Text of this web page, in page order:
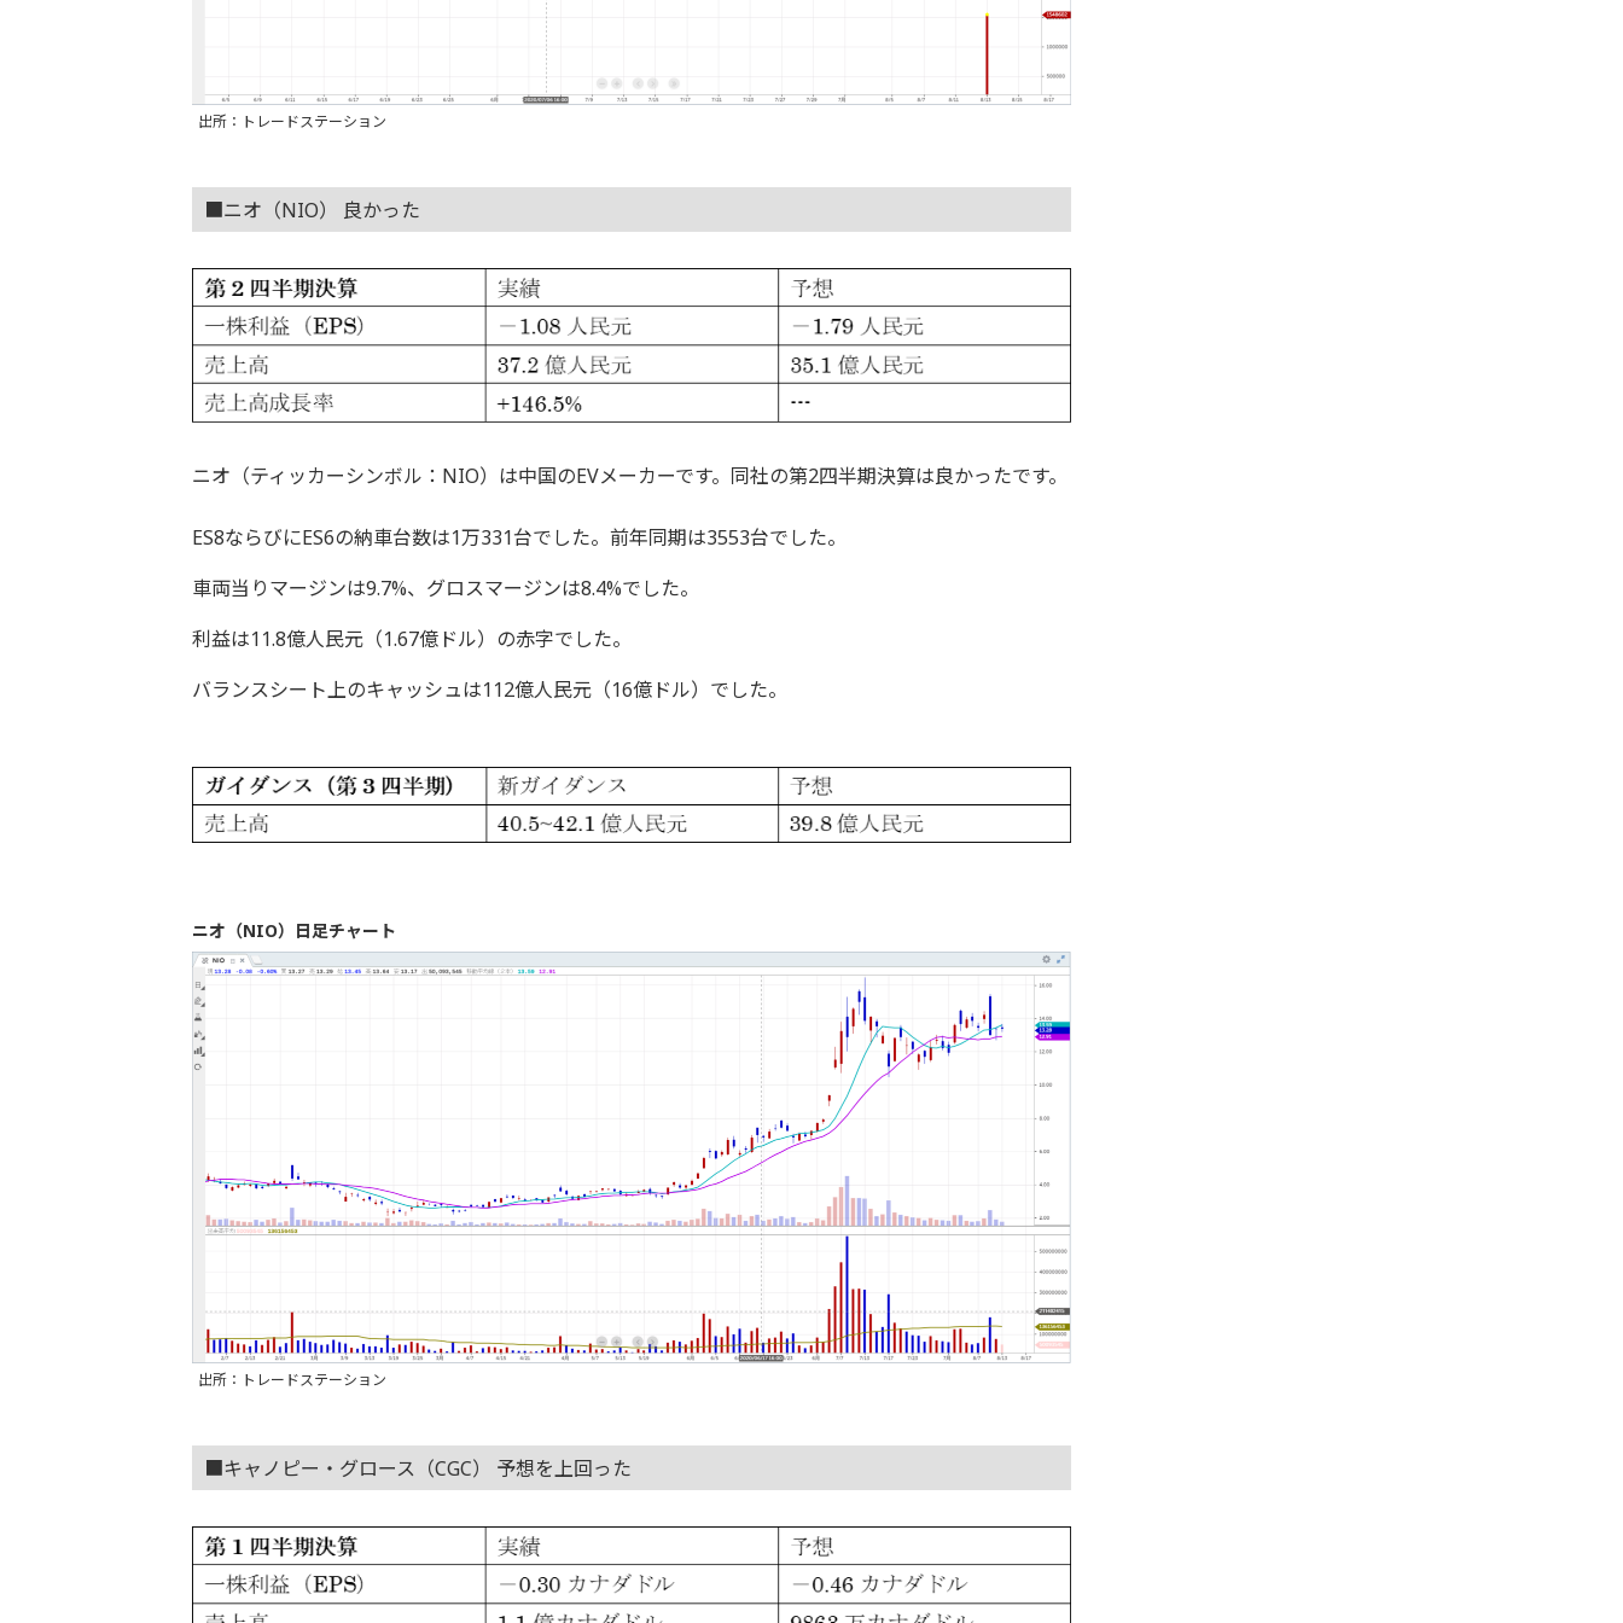
出所：トレードステーション
■ニオ（NIO） 良かった
ニオ（ティッカーシンボル：NIO）は中国のEVメーカーです。同社の第2四半期決算は良かったです。
ES8ならびにES6の納車台数は1万331台でした。前年同期は3553台でした。
車両当りマージンは9.7%、グロスマージンは8.4%でした。
利益は11.8億人民元（1.67億ドル）の赤字でした。
バランスシート上のキャッシュは112億人民元（16億ドル）でした。
ニオ（NIO）日足チャート
出所：トレードステーション
■キャノピー・グロース（CGC） 予想を上回った